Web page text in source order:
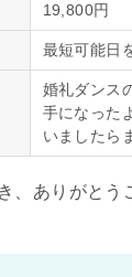
19,800円
最短可能日
婚礼ダンス
手になった
いましたら
、ありがとう